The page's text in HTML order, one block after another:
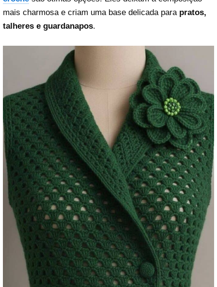
mais charmosa e criam uma base delicada para pratos,
talheres e guardanapos.